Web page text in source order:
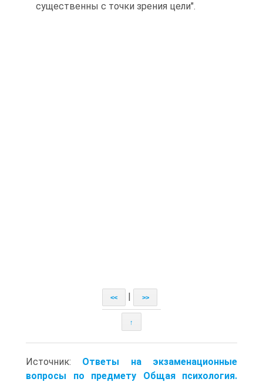
существенны с точки зрения цели".
<< >>
↑
Источник: Ответы на экзаменационные
вопросы по предмету Общая психология.